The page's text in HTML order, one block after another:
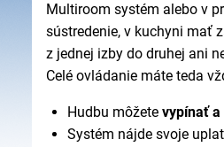
Multiroom systém alebo v
sústredenie, v kuchyni mať
z jednej izby do druhej ani
Celé ovládanie máte teda
Hudbu môžete vypínať
Systém nájde svoje